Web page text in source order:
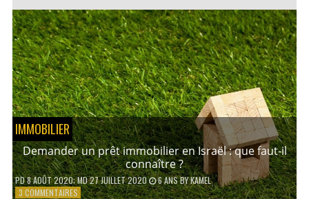
LA
MONTAGNE :
QUELLES
ACTIVITÉS
PRATIQUER
EN
FAMILLE ?
IMMOBILIER
Demander un prêt immobilier en Israël : que faut-il
connaître ?
PD8 AOÛT 2020; MD 27 JUILLET 2020 6 ANSBYKAMEL
3 COMMENTAIRESSUR